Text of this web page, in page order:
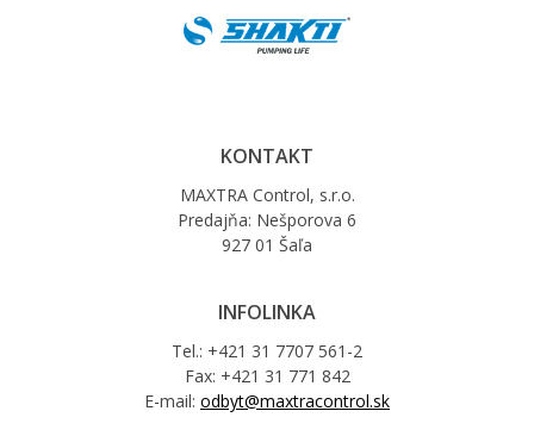
KONTAKT
MAXTRA Control, s.r.o.
Predajňa: Nešporova 6
927 01 Šaľa
INFOLINKA
Tel.: +421 31 7707 561-2
Fax: +421 31 771 842
E-mail: odbyt@maxtracontrol.sk